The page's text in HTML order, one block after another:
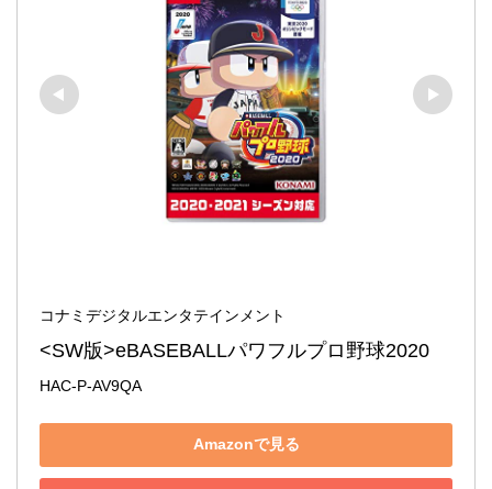
コナミデジタルエンタテインメント
<SW版>eBASEBALLパワフルプロ野球2020
HAC-P-AV9QA
Amazonで見る